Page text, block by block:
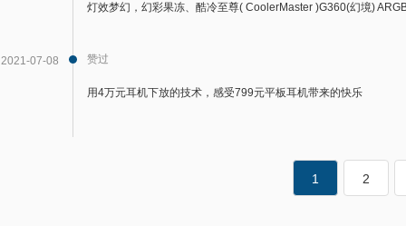
灯效梦幻，幻彩果冻、酷冷至尊( CoolerMaster )G360(幻境)
2021-07-08 赞过
用4万元耳机下放的技术，感受799元平板耳机带来的快乐
1 2